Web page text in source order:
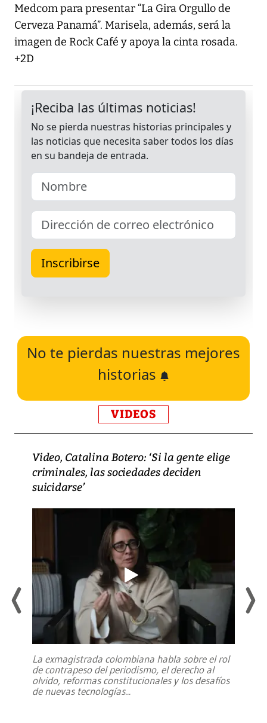
Medcom para presentar “La Gira Orgullo de
Cerveza Panamá”. Marisela, además, será la
imagen de Rock Café y apoya la cinta rosada.
+2D
No te pierdas nuestras mejores
historias
VIDEOS
Video, Catalina Botero: ‘Si la gente elige
criminales, las sociedades deciden
suicidarse’
La exmagistrada colombiana habla sobre el rol
de contrapeso del periodismo, el derecho al
olvido, reformas constitucionales y los desafíos
de nuevas tecnologías...